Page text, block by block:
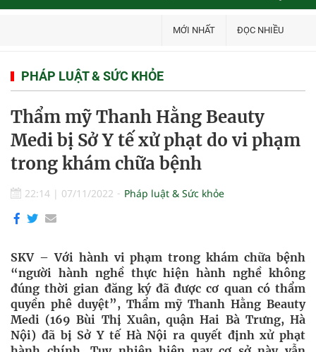
MỚI NHẤT ĐỌC NHIỀU
PHÁP LUẬT & SỨC KHỎE
Thẩm mỹ Thanh Hằng Beauty
Medi bị Sở Y tế xử phạt do vi phạm
trong khám chữa bệnh
22:14 | 07/11/2022 Pháp luật & Sức khỏe
SKV – Với hành vi phạm trong khám chữa bệnh
“người hành nghề thực hiện hành nghề không
đúng thời gian đăng ký đã được cơ quan có thẩm
quyền phê duyệt”, Thẩm mỹ Thanh Hằng Beauty
Medi (169 Bùi Thị Xuân, quận Hai Bà Trưng, Hà
Nội) đã bị Sở Y tế Hà Nội ra quyết định xử phạt